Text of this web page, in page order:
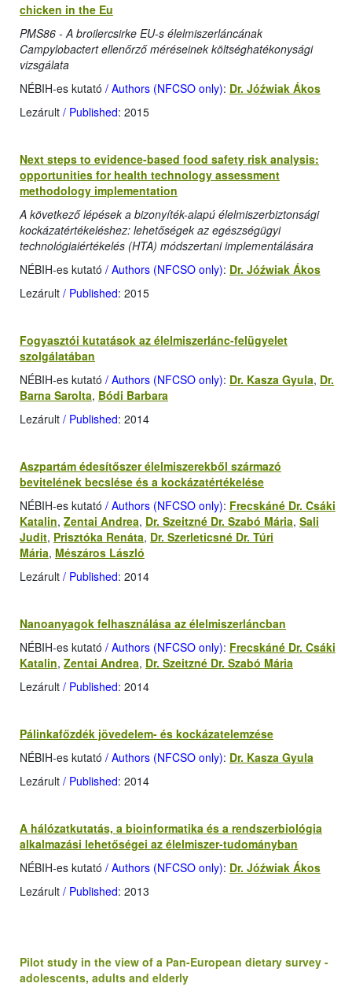
chicken in the Eu
PMS86 - A broilercsirke EU-s élelmiszerláncának
Campylobactert ellenőrző méréseinek költséghatékonysági
vizsgálata
NÉBIH-es kutató / Authors (NFCSO only): Dr. Jóźwiak Ákos
Lezárult / Published: 2015
Next steps to evidence-based food safety risk analysis:
opportunities for health technology assessment
methodology implementation
A következő lépések a bizonyíték-alapú élelmiszerbiztonsági
kockázatértékeléshez: lehetőségek az egészségügyi
technológiaiértékelés (HTA) módszertani implementálására
NÉBIH-es kutató / Authors (NFCSO only): Dr. Jóźwiak Ákos
Lezárult / Published: 2015
Fogyasztói kutatások az élelmiszerlánc-felügyelet
szolgálatában
NÉBIH-es kutató / Authors (NFCSO only): Dr. Kasza Gyula, Dr.
Barna Sarolta, Bódi Barbara
Lezárult / Published: 2014
Aszpartám édesítőszer élelmiszerekből származó
bevitelének becslése és a kockázatértékelése
NÉBIH-es kutató / Authors (NFCSO only): Frecskáné Dr. Csáki
Katalin, Zentai Andrea, Dr. Szeitzné Dr. Szabó Mária, Sali
Judit, Prisztóka Renáta, Dr. Szerleticsné Dr. Túri
Mária, Mészáros László
Lezárult / Published: 2014
Nanoanyagok felhasználása az élelmiszerláncban
NÉBIH-es kutató / Authors (NFCSO only): Frecskáné Dr. Csáki
Katalin, Zentai Andrea, Dr. Szeitzné Dr. Szabó Mária
Lezárult / Published: 2014
Pálinkafőzdék jövedelem- és kockázatelemzése
NÉBIH-es kutató / Authors (NFCSO only): Dr. Kasza Gyula
Lezárult / Published: 2014
A hálózatkutatás, a bioinformatika és a rendszerbiológia
alkalmazási lehetőségei az élelmiszer-tudományban
NÉBIH-es kutató / Authors (NFCSO only): Dr. Jóźwiak Ákos
Lezárult / Published: 2013
Pilot study in the view of a Pan-European dietary survey -
adolescents, adults and elderly